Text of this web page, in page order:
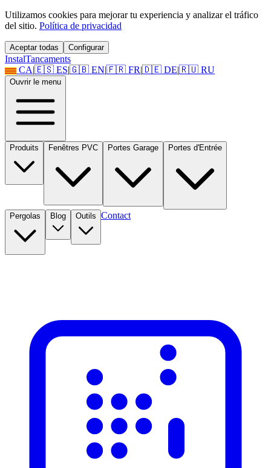
Utilizamos cookies para mejorar tu experiencia y analizar el tráfico
del sitio. Política de privacidad
Aceptar todas Configurar
InstalTancaments
CA|🇪🇸 ES|🇬🇧 EN|🇫🇷 FR|🇩🇪 DE|🇷🇺 RU
Ouvrir le menu
Produits Fenêtres PVC Portes Garage Portes d'Entrée
Pergolas Blog Outils Contact